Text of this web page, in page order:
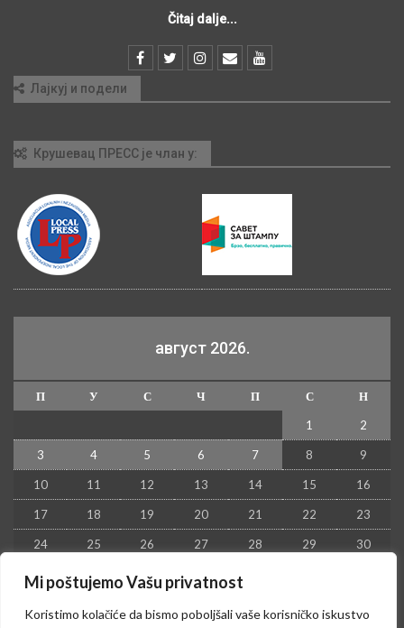
Mi poštujemo Vašu privatnost
Koristimo kolačiće da bismo poboljšali vaše korisničko iskustvo
Čitaj dalje...
Лајкуј и подели
Крушевац ПРЕСС је члан у:
август 2026.
П У С Ч П С
Н
1
2
3 4 5 6 7 8 9
10 11 12 13 14 15 16
17 18 19 20 21 22 23
24 25 26 27 28 29 30
31